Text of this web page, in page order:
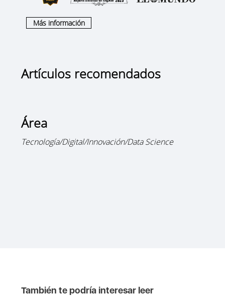
Más información
Artículos recomendados
Área
Tecnología/Digital/Innovación/Data Science
También te podría interesar leer